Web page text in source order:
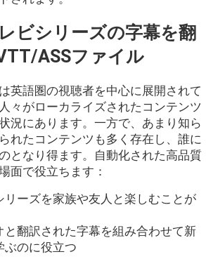
ビシリーズの字幕を翻
ASSファイル
英語圏の視聴者を中心に展開されて
々がローカライズされたコンテンツ
況にあります。一方で、あまり知ら
れたコンテンツも多く存在し、誰に
となり得ます。自動化された高品質
面で役立ちます：
リーズを家族や友人と楽しむことが
と翻訳された字幕を組み合わせて新
ぶのに役立つ